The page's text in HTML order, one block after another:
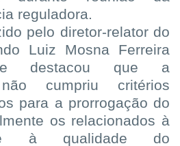
reguladora.
pelo diretor-relator do
Luiz Mosna Ferreira
destacou que a
não cumpriu critérios
para a prorrogação do
os relacionados à
e à qualidade do